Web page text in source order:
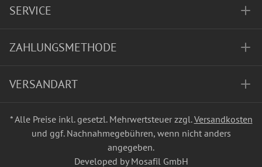
SERVICE
ZAHLUNGSMETHODE
VERSANDART
* Alle Preise inkl. gesetzl. Mehrwertsteuer zzgl.Versandkosten
und ggf. Nachnahmegebühren, wenn nicht anders
angegeben.
Developed by Mosafil GmbH